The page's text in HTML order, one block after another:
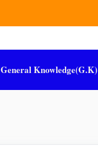
General Knowledge(G.K)